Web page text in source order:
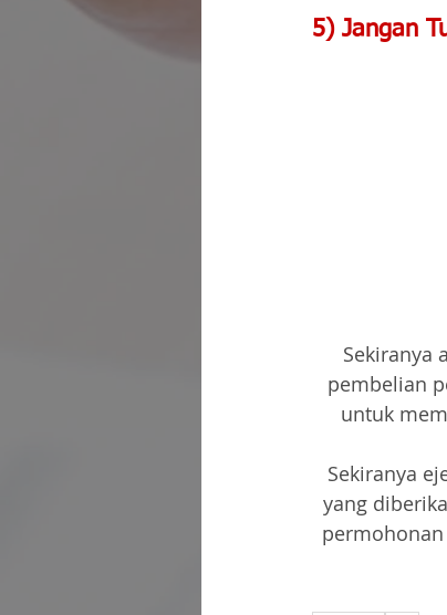
5) Jangan
Sekiranya
pembelian
untuk
Sekiranya
yang